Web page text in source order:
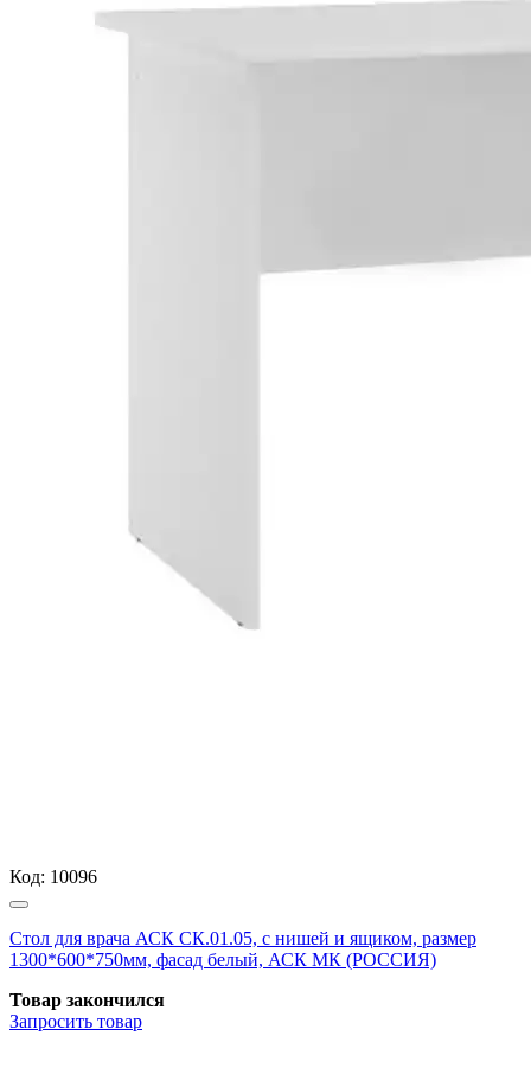
Код: 10096
Стол для врача АСК СК.01.05, с нишей и ящиком, размер
1300*600*750мм, фасад белый, АСК МК (РОССИЯ)
Товар закончился
Запросить товар